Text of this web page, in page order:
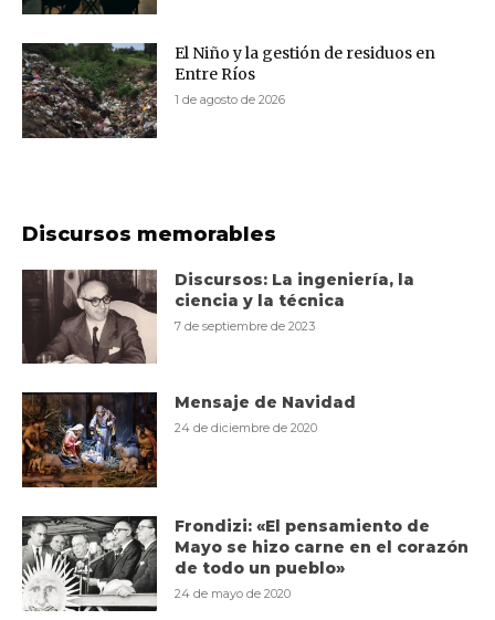
El Niño y la gestión de residuos en
Entre Ríos
1 de agosto de 2026
Discursos memorables
Discursos: La ingeniería, la
ciencia y la técnica
7 de septiembre de 2023
Mensaje de Navidad
24 de diciembre de 2020
Frondizi: «El pensamiento de
Mayo se hizo carne en el corazón
de todo un pueblo»
24 de mayo de 2020